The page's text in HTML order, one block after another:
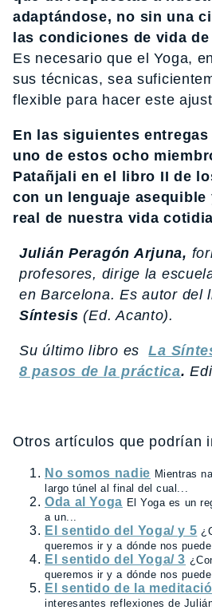
adaptándose, no sin una
las condiciones de vida
Es necesario que el Yoga,
sus técnicas, sea
flexible para hacer este
En las siguientes entregas
uno de estos ocho
Patañjali en el libro II de
con un lenguaje
real de nuestra vida
Julián Peragón Arjuna,
profesores, dirige la
en Barcelona. Es autor del
Síntesis(Ed. Acanto).
Su último libro esLa
8 pasos de la práctica.
Otros artículos que podrían
No somos nadie Mientras
largo túnel al final del cual...
Oda al Yoga El Yoga es un
a un...
El sentido del Yoga/ y 5
queremos ir y a dónde nos
El sentido del Yoga/ 3
queremos ir y a dónde nos
El sentido de la
interesantes reflexiones de